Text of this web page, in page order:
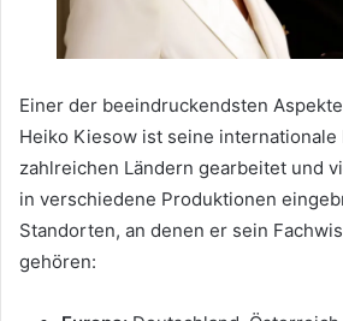
Einer der beeindruckendsten
Heiko Kiesow ist seine internationale
zahlreichen Ländern gearbeitet und
in verschiedene Produktionen
Standorten, an denen er sein
gehören: